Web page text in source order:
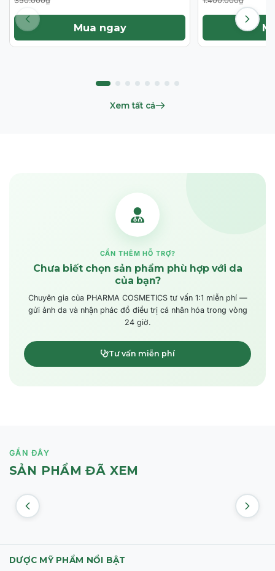
Mua ngay
Xem tất cả
CẦN THÊM HỖ TRỢ?
Chưa biết chọn sản phẩm phù hợp với da
của bạn?
Chuyên gia của PHARMA COSMETICS tư vấn 1:1 miễn phí —
gửi ảnh da và nhận phác đồ điều trị cá nhân hóa trong vòng
24 giờ.
Tư vấn miễn phí
GẦN ĐÂY
SẢN PHẨM ĐÃ XEM
DƯỢC MỸ PHẨM NỔI BẬT